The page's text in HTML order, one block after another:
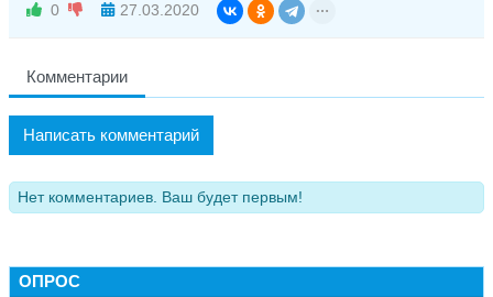
0 27.03.2020
Комментарии
Написать комментарий
Нет комментариев. Ваш будет первым!
ОПРОС